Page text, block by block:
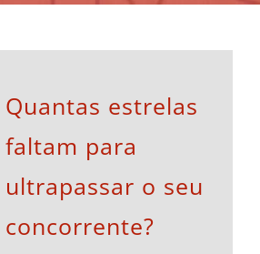
Quantas estrelas
faltam para
ultrapassar o seu
concorrente?